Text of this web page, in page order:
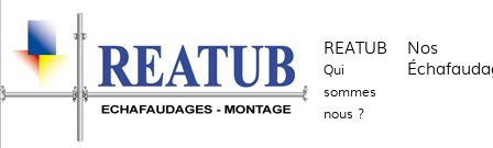
REATUB
Qui
sommes
nous ?
Nos